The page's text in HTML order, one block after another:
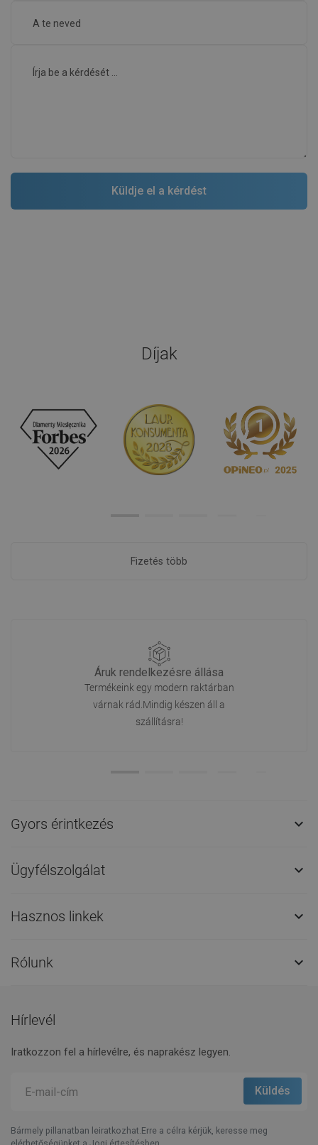
Díjak
Fizetés több
Áruk rendelkezésre állása
Termékeink egy modern raktárban
várnak rád.Mindig készen áll a
szállításra!
Gyors érintkezés 
Ügyfélszolgálat 
Hasznos linkek 
Rólunk 
Hírlevél
Iratkozzon fel a hírlevélre, és naprakész legyen.
Bármely pillanatban leiratkozhat.Erre a célra kérjük, keresse meg